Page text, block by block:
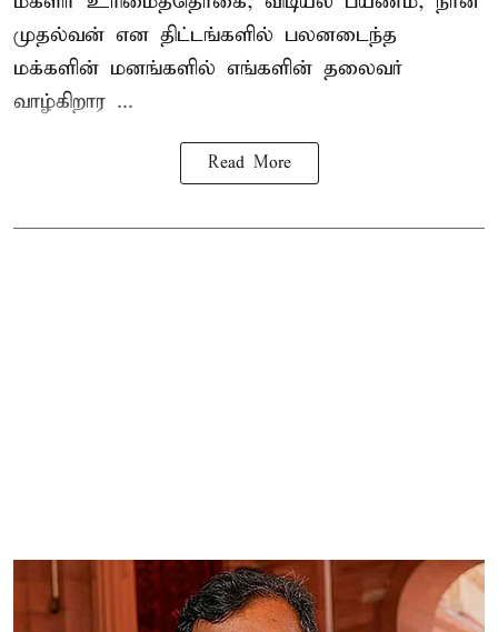
முதல்வன் என திட்டங்களில் பலனடைந்த
மக்களின் மனங்களில் எங்களின் தலைவர்
வாழ்கிறார ...
Read More